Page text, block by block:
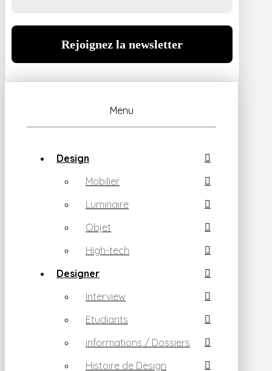
Menu
Design
Mobilier
Luminaire
Objet
High-tech
Designer
Interview
Etudiants
informations / Dossiers
Histoire de Design